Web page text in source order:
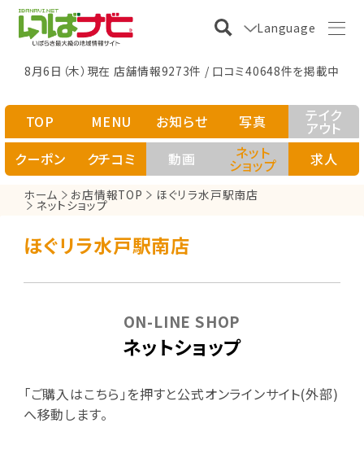
Language
8月6日（木）現在 店舗情報9273件 / 口コミ40648件を掲載中
ホーム お店情報TOP ほぐリラ水戸駅南店
ネットショップ
TOP MENU お知らせ 写真 テイク
アウト
クーポン
クチコミ 動画 ネット
ショップ 求人
ほぐリラ水戸駅南店
ネットショップ
ON-LINE SHOP
「ご購入はこちら」を押すと公式オンラインサイト(外部)
へ移動します。